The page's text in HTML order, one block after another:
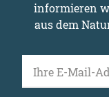
informieren
aus dem